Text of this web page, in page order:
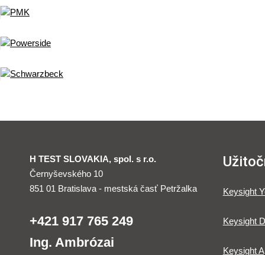
H TEST SLOVAKIA, spol. s r.o.
Černyševského 10
851 01 Bratislava - mestská časť Petržalka
+421 917 765 249
Ing. Ambrózai
Keysight
Keysight
Keysight